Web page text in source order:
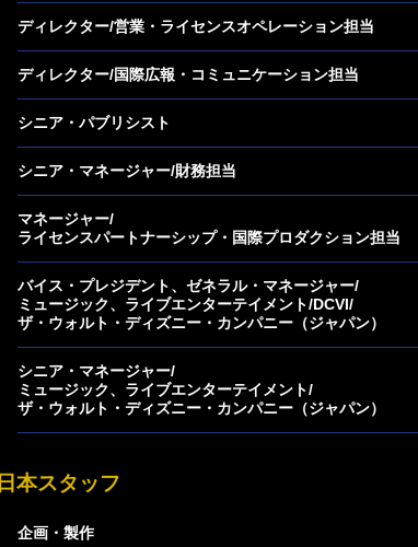
ディレクター/営業・ライセンスオペレーション担当
ディレクター/国際広報・コミュニケーション担当
シニア・パブリシスト
シニア・マネージャー/財務担当
マネージャー/
ライセンスパートナーシップ・国際プロダクション担当
バイス・プレジデント、ゼネラル・マネージャー/
ミュージック、ライブエンターテイメント/DCVI/
ザ・ウォルト・ディズニー・カンパニー（ジャパン）
シニア・マネージャー/
ミュージック、ライブエンターテイメント/
ザ・ウォルト・ディズニー・カンパニー（ジャパン）
日本スタッフ
企画・製作